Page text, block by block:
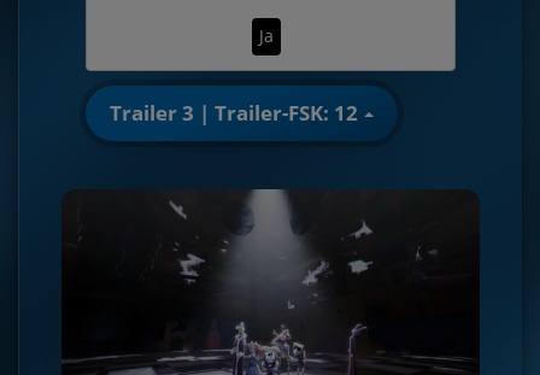
Ja
Trailer 3 | Trailer-FSK: 12